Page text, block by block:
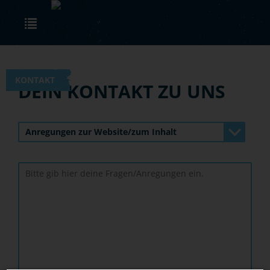
Skip to main content
KONTAKT
DEIN KONTAKT ZU UNS
Anregungen zur Website/zum Inhalt